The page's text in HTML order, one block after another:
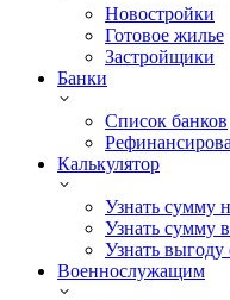
Новостройки
Готовое жилье
Застройщики
Банки
Список банков
Калькулятор
Узнать сумму
Узнать сумму
Узнать
Военнослужащим